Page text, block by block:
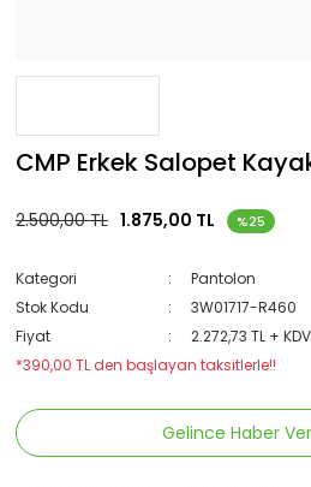
CMP Erkek Salopet
2.500,00 TL 1.875,00 TL %25
Kategori
Pantolon
Stok Kodu
3W01717-R460
Fiyat
2.272,73 TL + KDV
*390,00 TL den başlayan taksitlerle!!
Gelince Haber Ver